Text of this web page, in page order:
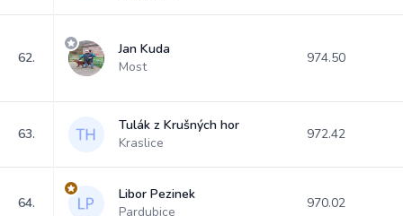
62.
Jan Kuda
Most
974.50
63.
Tulák z Krušných hor
Kraslice
972.42
64.
Libor Pezinek
Pardubice
970.02